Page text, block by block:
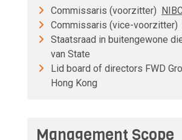
Commissaris (voorzitter)
Commissaris (vice-voorzitter)
Staatsraad in buitengewone
van State
Lid board of directors FWD
Hong Kong
Management Scope